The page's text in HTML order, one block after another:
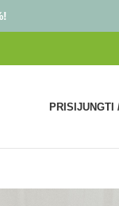
PRISIJUNGTI